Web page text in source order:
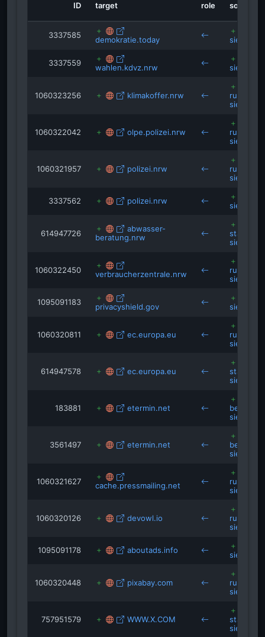
seu2.cleverreach.com
get.adobe.com
ID target role source
3337585 demokratie.today
3337559 wahlen.kdvz.nrw
1060323256 klimakoffer.nrw
1060322042 olpe.polizei.nrw
1060321957 polizei.nrw
3337562 polizei.nrw
614947726
abwasser-
beratung.nrw
1060322450 verbraucherzentrale.nrw
1095091183 privacyshield.gov
1060320811 ec.europa.eu
614947578 ec.europa.eu
183881 etermin.net
3561497 etermin.net
1060321627 cache.pressmailing.net
1060320126 devowl.io
1095091178 aboutads.info
1060320448 pixabay.com
757951579 WWW.X.COM